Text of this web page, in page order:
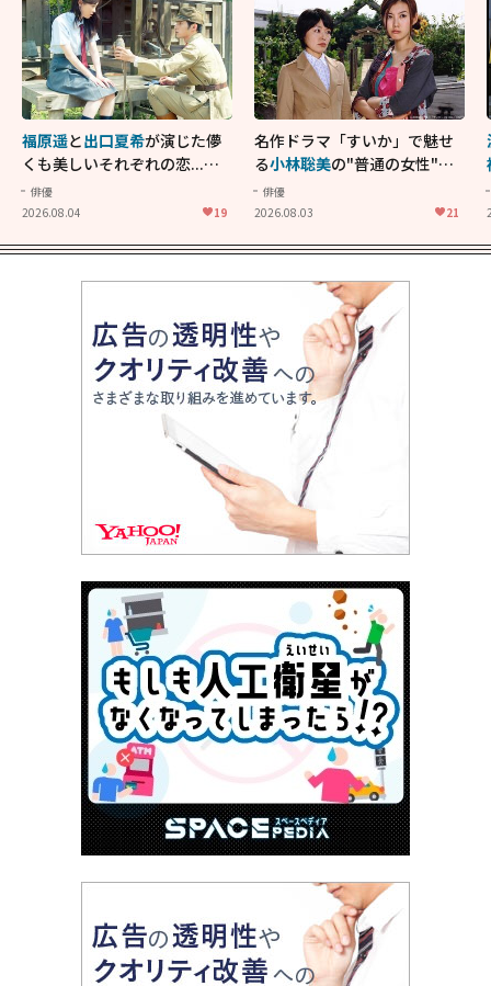
福原遥と出口夏希が演じた儚
くも美しいそれぞれの恋...生
きることの尊さを教えてくれ
た映画「あの花が咲く丘で、
俳優
2026.08.04
19
名作ドラマ「すいか」で魅せ
る小林聡美の"普通の女性"が
大人に刺さる...映画「かもめ
食堂」にも通じる静かな芝居
俳優
2026.08.03
21